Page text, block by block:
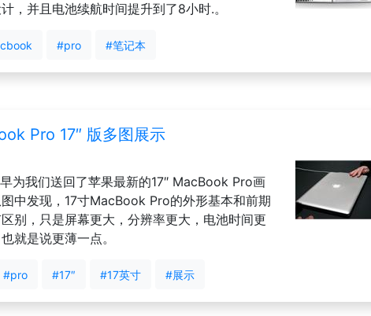
，并且电池续航时间提升到了8小时.。
#pro #笔记本
Pro 17″ 版多图展示
为我们送回了苹果最新的17″ MacBook Pro画
中发现，17寸MacBook Pro的外形基本和前期
别，只是屏幕更大，分辨率更大，电池时间更
就是说更薄一点。
#pro #17″ #17英寸 #展示